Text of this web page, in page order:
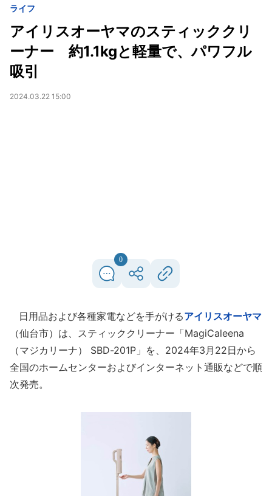
ライフ
アイリスオーヤマのスティッククリ
ーナー 約1.1kgと軽量で、パワフル
吸引
2024.03.22 15:00
0
日用品および各種家電などを手がけるアイリスオーヤマ
（仙台市）は、スティッククリーナー「MagiCaleena
（マジカリーナ） SBD-201P」を、2024年3月22日から
全国のホームセンターおよびインターネット通販などで順
次発売。